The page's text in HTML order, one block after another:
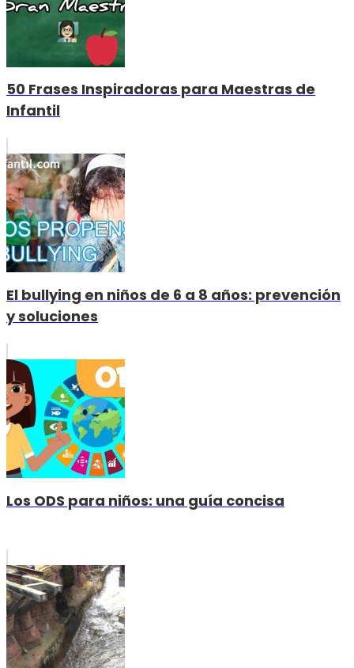
50 Frases Inspiradoras para Maestras de
Infantil
El bullying en niños de 6 a 8 años: prevención
y soluciones
Los ODS para niños: una guía concisa